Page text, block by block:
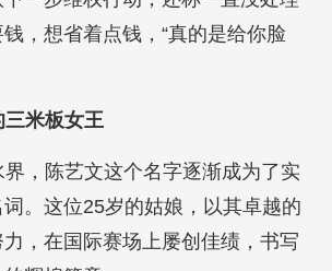
，想省着点钱，“真的是给你脸
米板女王
，陈艺文这个名字逐渐成为了实
。这位25岁的姑娘，以其卓越的
，在国际赛场上屡创佳绩，书写